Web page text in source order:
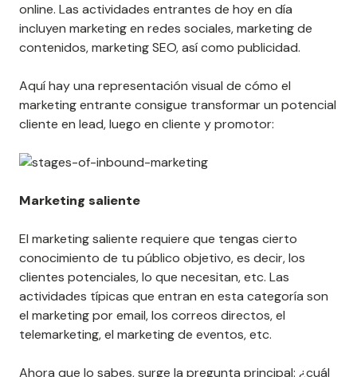
online. Las actividades entrantes de hoy en día
incluyen marketing en redes sociales, marketing de
contenidos, marketing SEO, así como publicidad.
Aquí hay una representación visual de cómo el
marketing entrante consigue transformar un potencial
cliente en lead, luego en cliente y promotor:
Marketing saliente
El marketing saliente requiere que tengas cierto
conocimiento de tu público objetivo, es decir, los
clientes potenciales, lo que necesitan, etc. Las
actividades típicas que entran en esta categoría son
el marketing por email, los correos directos, el
telemarketing, el marketing de eventos, etc.
Ahora que lo sabes, surge la pregunta principal: ¿cuál